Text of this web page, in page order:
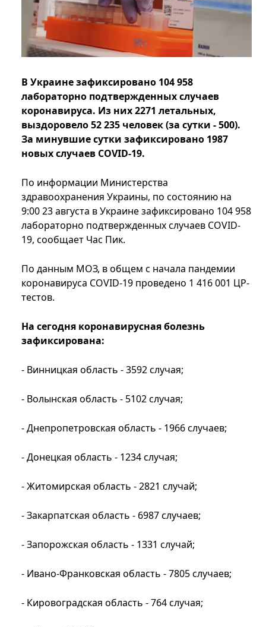
В Украине зафиксировано 104 958
лабораторно подтвержденных случаев
коронавируса. Из них 2271 летальных,
выздоровело 52 235 человек (за сутки - 500).
За минувшие сутки зафиксировано 1987
новых случаев COVID-19.
По информации Министерства
здравоохранения Украины, по состоянию на
9:00 23 августа в Украине зафиксировано 104 958
лабораторно подтвержденных случаев COVID-
19, сообщает Час Пик.
По данным МОЗ, в общем с начала пандемии
коронавируса COVID-19 проведено 1 416 001 ЦР-
тестов.
На сегодня коронавирусная болезнь
зафиксирована:
- Винницкая область - 3592 случая;
- Волынская область - 5102 случая;
- Днепропетровская область - 1966 случаев;
- Донецкая область - 1234 случая;
- Житомирская область - 2821 случай;
- Закарпатская область - 6987 случаев;
- Запорожская область - 1331 случай;
- Ивано-Франковская область - 7805 случаев;
- Кировоградская область - 764 случая;